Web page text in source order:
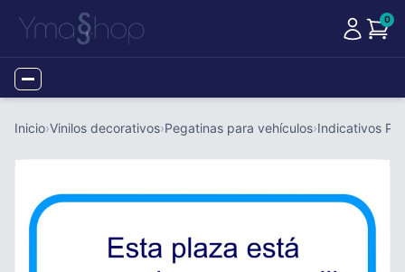
0
Menu
Inicio›Vinilos decorativos›Pegatinas para vehículos›Indicativos